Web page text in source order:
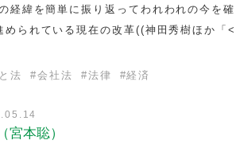
緯を簡単に振り返ってわれわれの今を確
られている現在の改革((神田秀樹ほか「<
法 #会社法 #法律 #経済
宮本聡）